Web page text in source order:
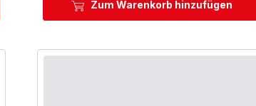
Zum Warenkorb hinzufügen